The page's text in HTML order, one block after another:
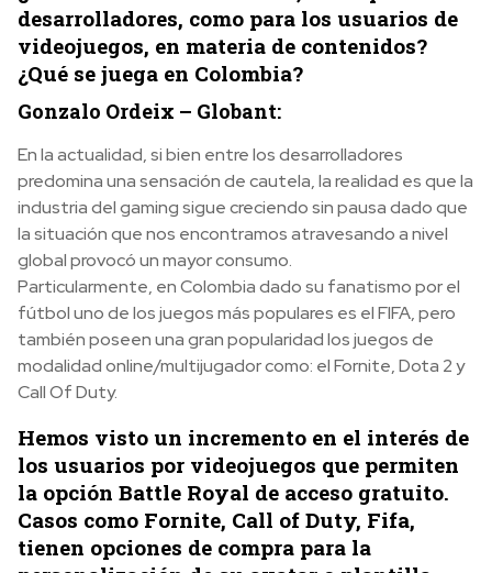
desarrolladores, como para los usuarios de
videojuegos, en materia de contenidos?
¿Qué se juega en Colombia?
Gonzalo Ordeix – Globant:
En la actualidad, si bien entre los desarrolladores
predomina una sensación de cautela, la realidad es que la
industria del gaming sigue creciendo sin pausa dado que
la situación que nos encontramos atravesando a nivel
global provocó un mayor consumo.
Particularmente, en Colombia dado su fanatismo por el
fútbol uno de los juegos más populares es el FIFA, pero
también poseen una gran popularidad los juegos de
modalidad online/multijugador como: el Fornite, Dota 2 y
Call Of Duty.
Hemos visto un incremento en el interés de
los usuarios por videojuegos que permiten
la opción Battle Royal de acceso gratuito.
Casos como Fornite, Call of Duty, Fifa,
tienen opciones de compra para la